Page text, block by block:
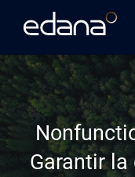
Garantir